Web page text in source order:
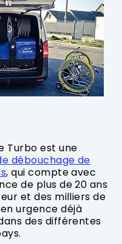
Turbo est une
débouchage de
, qui compte avec
de plus de 20 ans
et des milliers de
urgence déjà
des différentes